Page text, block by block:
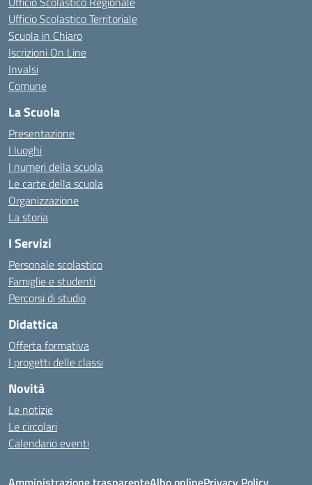
Ufficio Scolastico Territoriale
Scuola in Chiaro
Iscrizioni On Line
Invalsi
Comune
La Scuola
Presentazione
I luoghi
I numeri della scuola
Le carte della scuola
Organizzazione
La storia
I Servizi
Personale scolastico
Famiglie e studenti
Percorsi di studio
Didattica
Offerta formativa
I progetti delle classi
Novità
Le notizie
Le circolari
Calendario eventi